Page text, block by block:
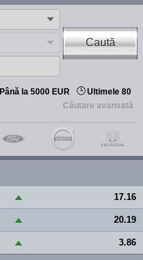
Caută
Până la 5000 EUR 🕒Ultimele 80
Căutare avansată
▲ 17.16
▲ 20.19
▲ 3.86